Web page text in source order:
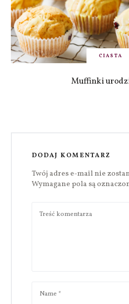
CIASTA
Muffinki
DODAJ KOMENTARZ
Twój adres e-mail nie
Wymagane pola są